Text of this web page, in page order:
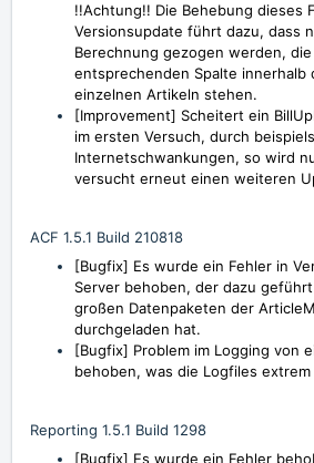
!!Achtung!! Die Behebung dieses
Versionsupdate führt dazu, dass
Berechnung gezogen werden,
entsprechenden Spalte innerhalb
einzelnen Artikeln stehen.
[Improvement] Scheitert ein
im ersten Versuch, durch
Internetschwankungen, so wird
versucht erneut einen weiteren
ACF 1.5.1 Build 210818
[Bugfix] Es wurde ein Fehler in
Server behoben, der dazu
großen Datenpaketen der
durchgeladen hat.
[Bugfix] Problem im Logging von
behoben, was die Logfiles
Reporting 1.5.1 Build 1298
[Bugfix] Es wurde ein Fehler